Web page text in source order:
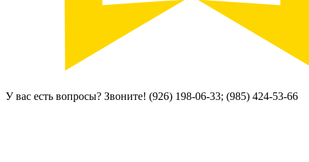
У вас есть вопросы? Звоните! (926) 198-06-33; (985) 424-53-66